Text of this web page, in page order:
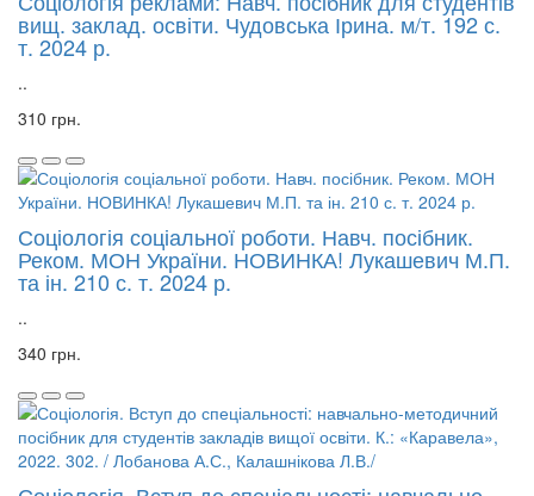
вищ. заклад. освіти. Чудовська Ірина. м/т. 192 с.
т. 2024 р.
..
310 грн.
Соціологія соціальної роботи. Навч. посібник.
Реком. МОН України. НОВИНКА! Лукашевич М.П.
та ін. 210 с. т. 2024 р.
..
340 грн.